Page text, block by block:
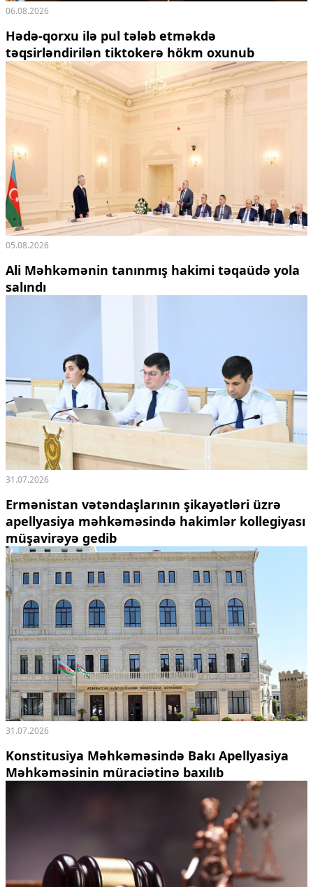
06.08.2026
Hədə-qorxu ilə pul tələb etməkdə
təqsirləndirilən tiktokerə hökm oxunub
05.08.2026
Ali Məhkəmənin tanınmış hakimi təqaüdə yola
salındı
31.07.2026
Ermənistan vətəndaşlarının şikayətləri üzrə
apellyasiya məhkəməsində hakimlər kollegiyası
müşavirəyə gedib
31.07.2026
Konstitusiya Məhkəməsində Bakı Apellyasiya
Məhkəməsinin müraciətinə baxılıb